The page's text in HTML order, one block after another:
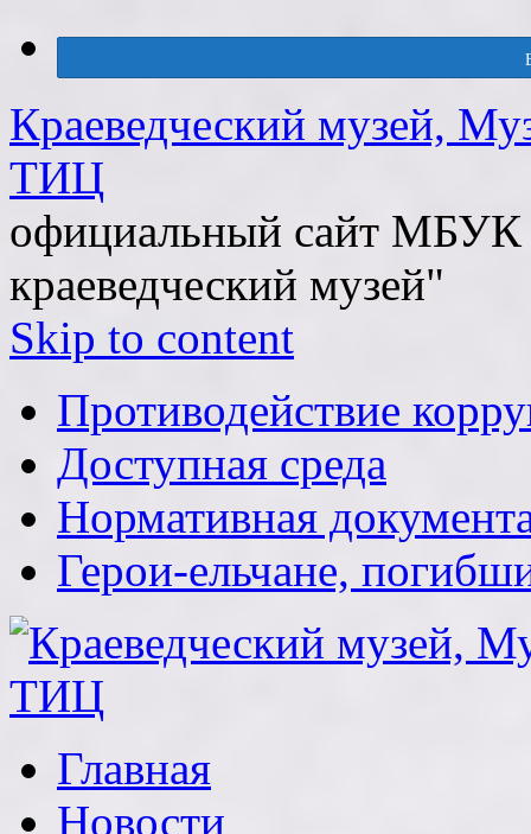
Краеведческий музей,
ТИЦ
официальный сайт МБУК
краеведческий музей"
Skip to content
Противодействие
Доступная среда
Нормативная
Герои-ельчане,
Главная
Новости